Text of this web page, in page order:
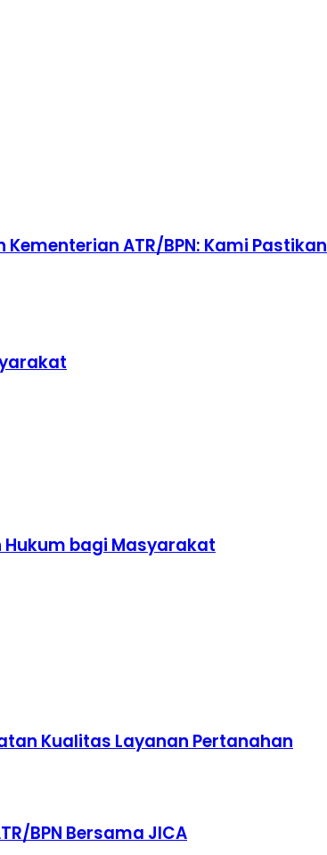
Kementerian ATR/BPN: Kami Pastikan
Hukum bagi Masyarakat
Kualitas Layanan Pertanahan
BPN Bersama JICA